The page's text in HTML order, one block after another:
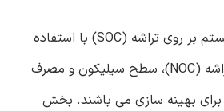
هنگام طراحی یک سیستم بر روی تراشه (SOC) با استفاده
از یک شبکه بر روی تراشه (NOC)، سطح سیلیکون و مصرف
برای بهینه سازی می باشند. بخش